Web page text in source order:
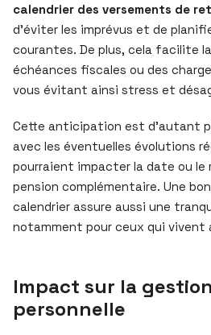
calendrier des versements de
d’éviter les imprévus et de
courantes. De plus, cela facilite
échéances fiscales ou des
vous évitant ainsi stress et
Cette anticipation est d’autant
avec les éventuelles évolutions
pourraient impacter la date ou
pension complémentaire. Une
calendrier assure aussi une
notamment pour ceux qui vivent
Impact sur la
personnelle